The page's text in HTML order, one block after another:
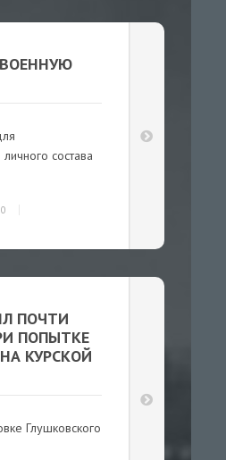
состава
0
ПОЧТИ
ПОПЫТКЕ
КУРСКОЙ
Глушковского